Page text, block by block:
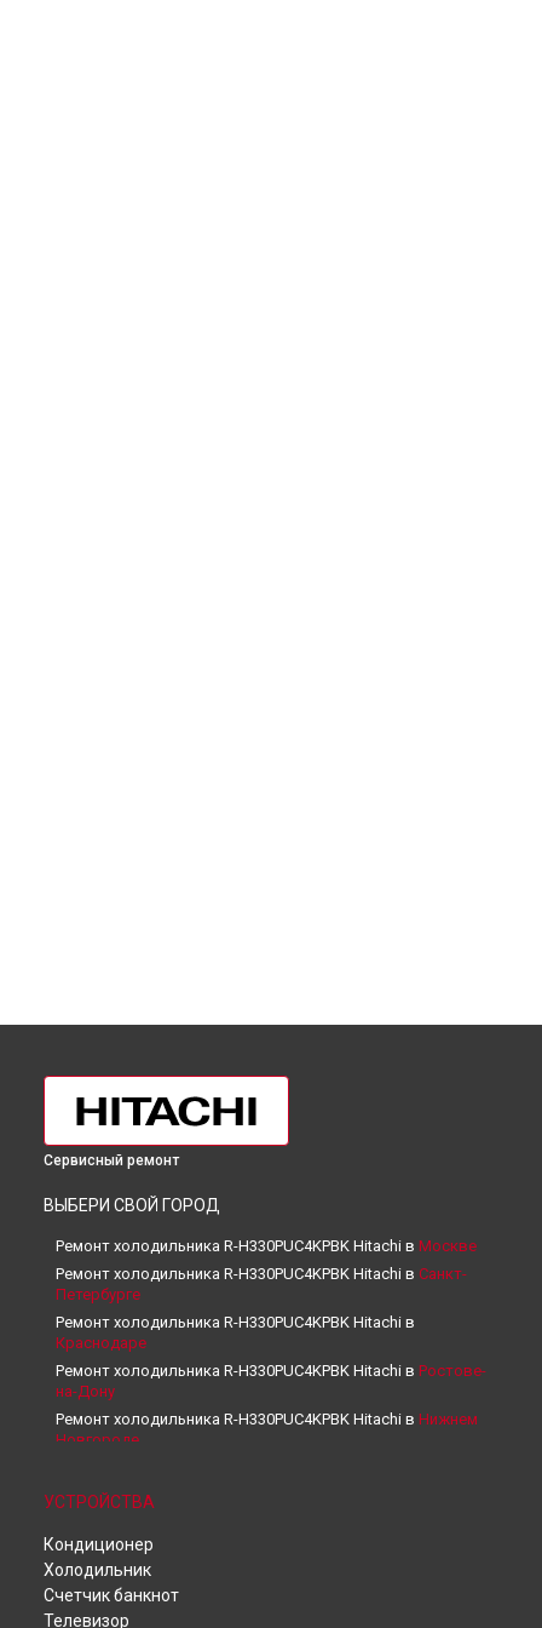
Сервисный ремонт
ВЫБЕРИ СВОЙ ГОРОД
Ремонт холодильника R-H330PUC4KPBK Hitachi в Москве
Ремонт холодильника R-H330PUC4KPBK Hitachi в Санкт-
Петербурге
Ремонт холодильника R-H330PUC4KPBK Hitachi в
Краснодаре
Ремонт холодильника R-H330PUC4KPBK Hitachi в Ростове-
на-Дону
Ремонт холодильника R-H330PUC4KPBK Hitachi в Нижнем
Новгороде
Новосибирске
Челябинске
Ремонт холодильника R-H330PUC4KPBK Hitachi в
Екатеринбурге
Ремонт холодильника R-H330PUC4KPBK Hitachi в
УСТРОЙСТВА
Кондиционер
Холодильник
Счетчик банкнот
Телевизор